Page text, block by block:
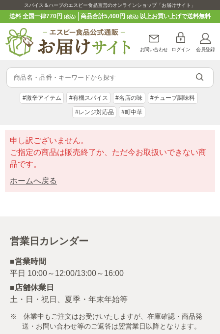
スパイス＆ハーブのエスビー食品直営のオンラインショップ「お届けサイト」
送料 全国一律770円(税込) 商品合計5,400円 (税込)以上お買い上げで送料無料
お問い合わせ ログイン 会員登録
#激辛アイテム #有機スパイス #名店の味 #チューブ調味料
#レンジ対応品 #町中華
申し訳ございません。
ご指定の商品は販売終了か、ただ今お取扱いできない商
品です。
ホームへ戻る
営業日カレンダー
■営業時間
■店舗休業日
土・日・祝日、夏季・年末年始等
※ 休業中もご注文はお受けいたしますが、在庫確認・商品発
送・お問い合わせ等のご返答は翌営業日以降となります。